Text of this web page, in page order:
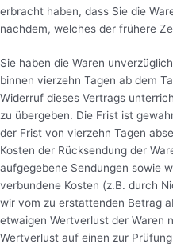
erbracht haben, dass Sie die
nachdem, welches der frühere
Sie haben die Waren
binnen vierzehn Tagen ab dem
Widerruf dieses Vertrags
zu übergeben. Die Frist ist
der Frist von vierzehn Tagen
Kosten der Rücksendung der
aufgegebene Sendungen sowie
verbundene Kosten (z.B. durch
wir vom zu erstattenden Betrag
etwaigen Wertverlust der Waren
Wertverlust auf einen zur